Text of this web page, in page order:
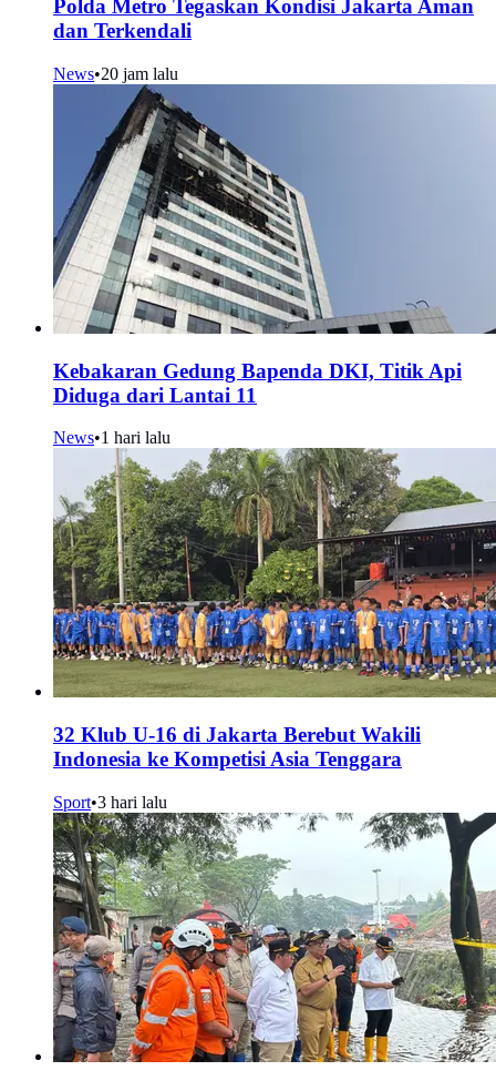
Polda Metro Tegaskan Kondisi Jakarta Aman
dan Terkendali
News•20 jam lalu
Kebakaran Gedung Bapenda DKI, Titik Api
Diduga dari Lantai 11
News•1 hari lalu
32 Klub U-16 di Jakarta Berebut Wakili
Indonesia ke Kompetisi Asia Tenggara
Sport•3 hari lalu